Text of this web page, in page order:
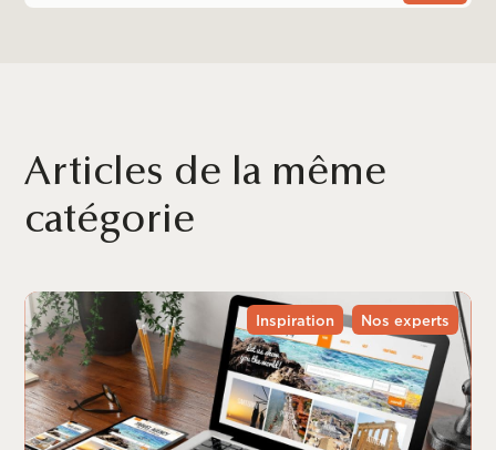
Articles de la même
catégorie
Inspiration Nos experts